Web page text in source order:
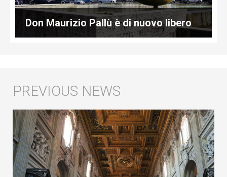
Don Maurizio Pallù è di nuovo libero